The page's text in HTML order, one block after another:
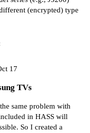
(encrypted) type
17
TVs
same problem with
in HASS will
So I created a